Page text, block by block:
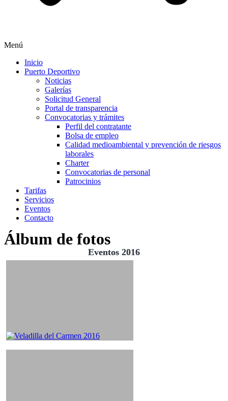
Menú
Inicio
Puerto Deportivo
Noticias
Galerías
Solicitud General
Portal de transparencia
Convocatorias y trámites
Perfil del contratante
Bolsa de empleo
Calidad medioambiental y prevención de riesgos
laborales
Charter
Convocatorias de personal
Patrocinios
Tarifas
Servicios
Eventos
Contacto
Álbum de fotos
Eventos 2016